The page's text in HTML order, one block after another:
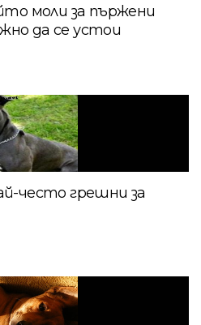
моли за пържени
да се устои
често грешни за